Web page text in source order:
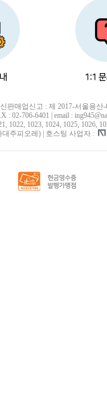
신판매업신고 : 제 2017-서울용산
02-706-6401 | email :
1023, 1024, 1025, 1026,
주피오레) | 호스팅 사업자 :